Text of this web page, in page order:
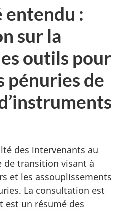
entendu :
sur la
outils pour
pénuries de
des intervenants au
de transition visant à
et les assouplissements
La consultation est
est un résumé des